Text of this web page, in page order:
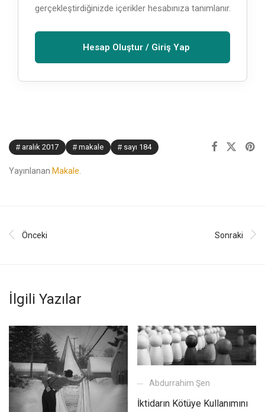
gerçekleştirdiğinizde içerikler hesabınıza tanımlanır.
Hesap Oluştur / Giriş Yap
aralık 2017 makale sayı 184
Yayınlanan Makale
Önceki Sonraki
İlgili Yazılar
Abdurrahim Şen
İktidarın Kötüye Kullanımını